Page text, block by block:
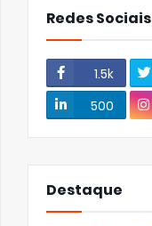
Redes Sociais
1.5k
500
Destaque